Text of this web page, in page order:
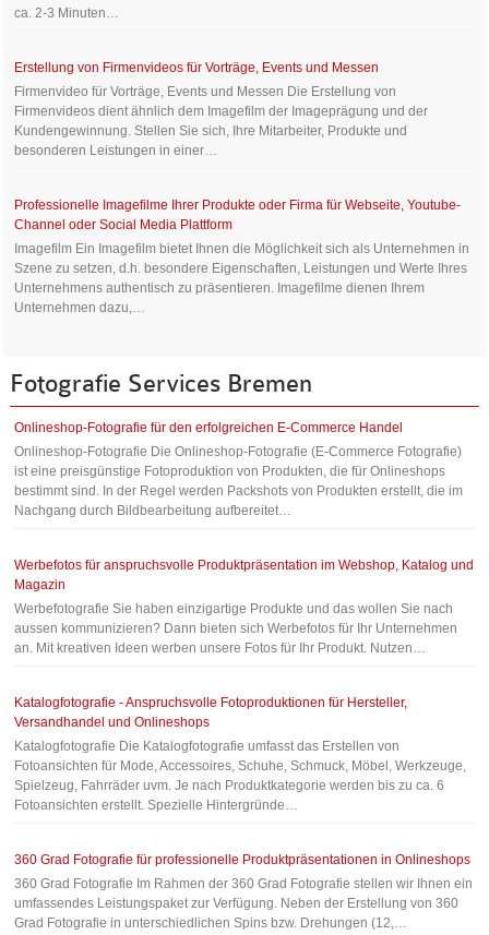
ca. 2-3 Minuten…
Erstellung von Firmenvideos für Vorträge, Events und Messen
Firmenvideo für Vorträge, Events und Messen Die Erstellung von
Firmenvideos dient ähnlich dem Imagefilm der Imageprägung und der
Kundengewinnung. Stellen Sie sich, Ihre Mitarbeiter, Produkte und
besonderen Leistungen in einer…
Professionelle Imagefilme Ihrer Produkte oder Firma für Webseite, Youtube-
Channel oder Social Media Plattform
Imagefilm Ein Imagefilm bietet Ihnen die Möglichkeit sich als Unternehmen in
Szene zu setzen, d.h. besondere Eigenschaften, Leistungen und Werte Ihres
Unternehmens authentisch zu präsentieren. Imagefilme dienen Ihrem
Unternehmen dazu,…
Fotografie Services Bremen
Onlineshop-Fotografie für den erfolgreichen E-Commerce Handel
Onlineshop-Fotografie Die Onlineshop-Fotografie (E-Commerce Fotografie)
ist eine preisgünstige Fotoproduktion von Produkten, die für Onlineshops
bestimmt sind. In der Regel werden Packshots von Produkten erstellt, die im
Nachgang durch Bildbearbeitung aufbereitet…
Werbefotos für anspruchsvolle Produktpräsentation im Webshop, Katalog und
Magazin
Werbefotografie Sie haben einzigartige Produkte und das wollen Sie nach
aussen kommunizieren? Dann bieten sich Werbefotos für Ihr Unternehmen
an. Mit kreativen Ideen werben unsere Fotos für Ihr Produkt. Nutzen…
Katalogfotografie - Anspruchsvolle Fotoproduktionen für Hersteller,
Versandhandel und Onlineshops
Katalogfotografie Die Katalogfotografie umfasst das Erstellen von
Fotoansichten für Mode, Accessoires, Schuhe, Schmuck, Möbel, Werkzeuge,
Spielzeug, Fahrräder uvm. Je nach Produktkategorie werden bis zu ca. 6
Fotoansichten erstellt. Spezielle Hintergründe…
360 Grad Fotografie für professionelle Produktpräsentationen in Onlineshops
360 Grad Fotografie Im Rahmen der 360 Grad Fotografie stellen wir Ihnen ein
umfassendes Leistungspaket zur Verfügung. Neben der Erstellung von 360
Grad Fotografie in unterschiedlichen Spins bzw. Drehungen (12,…